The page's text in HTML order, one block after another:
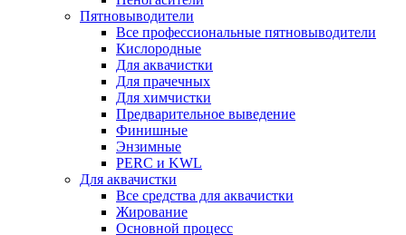
Пятновыводители
Все профессиональные пятновыводители
Кислородные
Для аквачистки
Для прачечных
Для химчистки
Предварительное выведение
Финишные
Энзимные
PERC и KWL
Для аквачистки
Все средства для аквачистки
Жирование
Основной процесс